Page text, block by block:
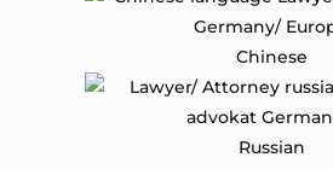
Chinese
Russian